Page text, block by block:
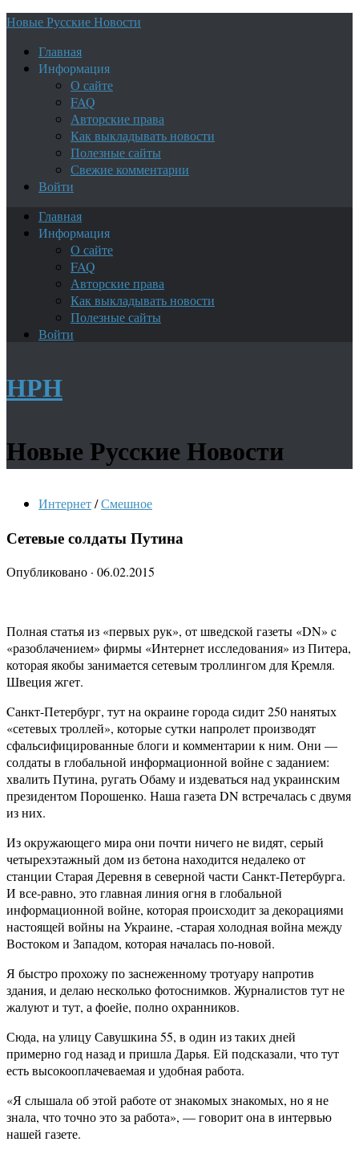
Новые Русские Новости
Главная
Информация
О сайте
FAQ
Авторские права
Как выкладывать новости
Полезные сайты
Свежие комментарии
Войти
Главная
Информация
О сайте
FAQ
Авторские права
Как выкладывать новости
Полезные сайты
Войти
НРН
Новые Русские Новости
Интернет/Смешное
Сетевые солдаты Путина
Опубликовано · 06.02.2015
Полная статья из «первых рук», от шведской газеты «DN» c
«разоблачением» фирмы «Интернет исследования» из Питера,
которая якобы занимается сетевым троллингом для Кремля.
Швеция жгет.
Cанкт-Петербург, тут на окраине города сидит 250 нанятых
«сетевых троллей», которые сутки напролет производят
сфальсифицированные блоги и комментарии к ним. Они —
солдаты в глобальной информационной войне с заданием:
хвалить Путина, ругать Обаму и издеваться над украинским
президентом Порошенко. Наша газета DN встречалась с двумя
из них.
Из окружающего мира они почти ничего не видят, серый
четырехэтажный дом из бетона находится недалеко от
станции Старая Деревня в северной части Санкт-Петербурга.
И все-равно, это главная линия огня в глобальной
информационной войне, которая происходит за декорациями
настоящей войны на Украине, -старая холодная война между
Востоком и Западом, которая началась по-новой.
Я быстро прохожу по заснеженному тротуару напротив
здания, и делаю несколько фотоснимков. Журналистов тут не
жалуют и тут, а фоейе, полно охранников.
Сюда, на улицу Савушкина 55, в один из таких дней
примерно год назад и пришла Дарья. Ей подсказали, что тут
есть высокооплачеваемая и удобная работа.
«Я слышала об этой работе от знакомых знакомых, но я не
знала, что точно это за работа», — говорит она в интервью
нашей газете.